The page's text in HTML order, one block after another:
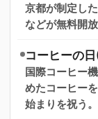
京都が制定し
などが無料開放
コーヒーの
国際コーヒー
めたコーヒー
始まりを祝う。